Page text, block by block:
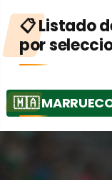
📋 Listado
por
🇲🇦